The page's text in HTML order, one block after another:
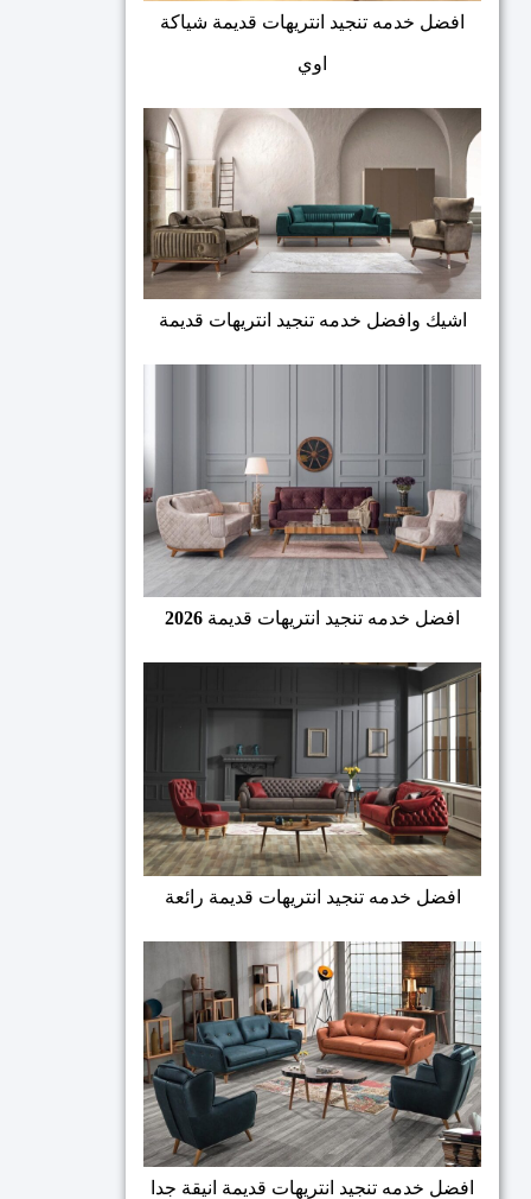
افضل خدمه تنجيد انتريهات قديمة شياكة
اوي
اشيك وافضل خدمه تنجيد انتريهات قديمة
افضل خدمه تنجيد انتريهات قديمة 2026
افضل خدمه تنجيد انتريهات قديمة رائعة
افضل خدمه تنجيد انتريهات قديمة انيقة جدا